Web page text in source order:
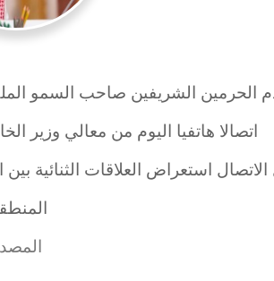
الحرمين الشريفين صاحب السمو
اتصالا هاتفيا اليوم من معالي وزير
استعراض العلاقات الثنائية